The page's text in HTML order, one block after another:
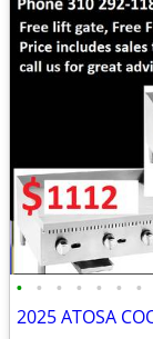
• • • • • • •
2025 ATOSA